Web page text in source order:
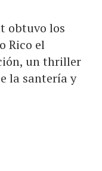
obtuvo los
Rico el
un thriller
la santería y